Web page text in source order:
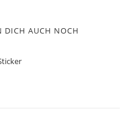
DICH AUCH NOCH